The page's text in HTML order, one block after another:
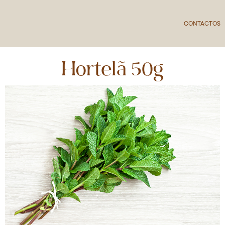
CONTACTOS
Hortelã 50g